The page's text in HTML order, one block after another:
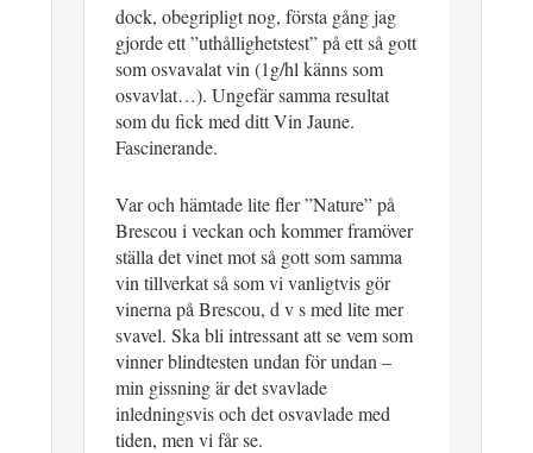
dock, obegripligt nog, första gång jag
gjorde ett ”uthållighetstest” på ett så gott
som osvavalat vin (1g/hl känns som
osvavlat…). Ungefär samma resultat
som du fick med ditt Vin Jaune.
Fascinerande.
Var och hämtade lite fler ”Nature” på
Brescou i veckan och kommer framöver
ställa det vinet mot så gott som samma
vin tillverkat så som vi vanligtvis gör
vinerna på Brescou, d v s med lite mer
svavel. Ska bli intressant att se vem som
vinner blindtesten undan för undan –
min gissning är det svavlade
inledningsvis och det osvavlade med
tiden, men vi får se.